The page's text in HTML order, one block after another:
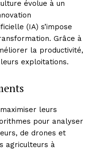
évolue à un
(IA) s’impose
Grâce à
la productivité,
exploitations.
leurs
pour analyser
de drones et
agriculteurs à